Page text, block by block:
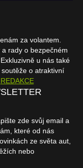
za volantem.
rady o bezpečném
u nás také
o atraktivní
REDAKCE
zde svůj email a
které od nás
ze světa aut,
nebo